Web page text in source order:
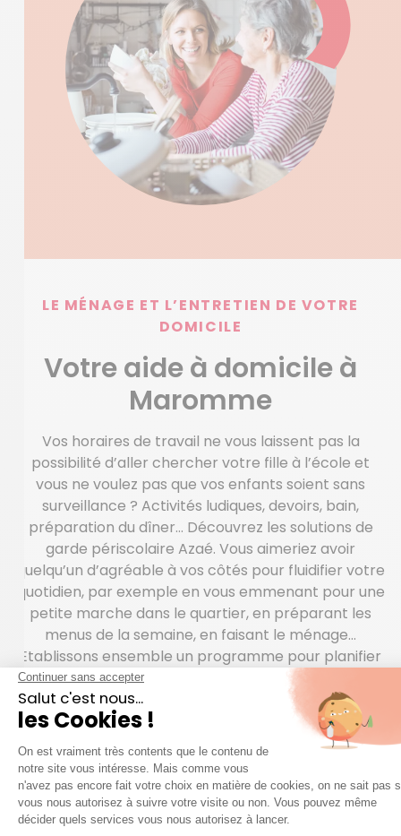
LE MÉNAGE ET L’ENTRETIEN DE VOTRE
DOMICILE
Votre aide à domicile à
Maromme
Vos horaires de travail ne vous laissent pas la
possibilité d’aller chercher votre fille à l’école et
vous ne voulez pas que vos enfants soient sans
surveillance ? Activités ludiques, devoirs, bain,
préparation du dîner… Découvrez les solutions de
garde périscolaire Azaé. Vous aimeriez avoir
quelqu’un d’agréable à vos côtés pour fluidifier votre
quotidien, par exemple en vous emmenant pour une
petite marche dans le quartier, en préparant les
menus de la semaine, en faisant le ménage…
Etablissons ensemble un programme pour planifier
les missions de votre aide à domicile. Afin de parer
aux situations d’urgence ? tout moment, Azaé a mis
en place un service de téléassistance moderne et
performant. Et il ne faut pas oublier que le CESU est
un moyen de règlement avantageux pour l’emploi
d’une aide à domicile.